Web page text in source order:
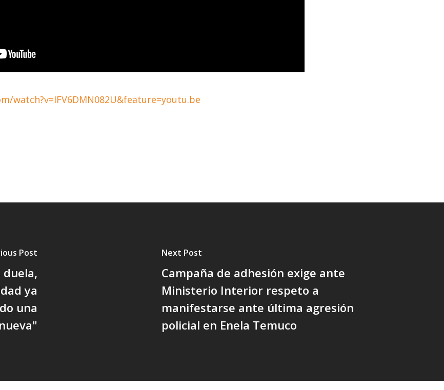
watch?v=IFV6DMN082U&feature=youtu.be
Post
duela,
ya
una
nueva"
Next Post
Campaña de adhesión exige ante
Ministerio Interior respeto a
manifestarse ante última agresión
policial en Enela Temuco